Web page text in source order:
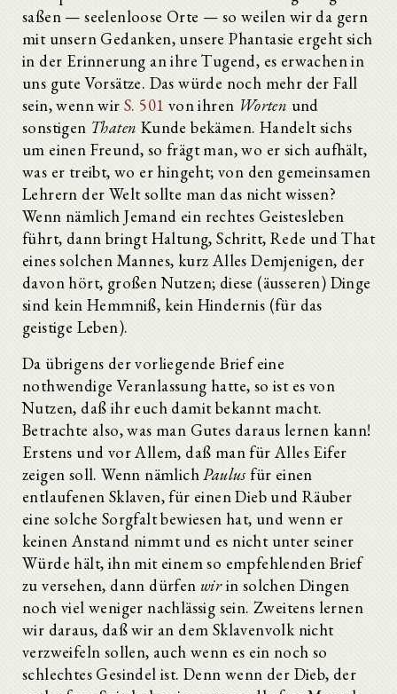
saßen — seelenloose Orte — so weilen wir da gern
mit unsern Gedanken, unsere Phantasie ergeht sich
in der Erinnerung an ihre Tugend, es erwachen in
uns gute Vorsätze. Das würde noch mehr der Fall
sein, wenn wirS. 501 von ihren Worten und
sonstigen Thaten Kunde bekämen. Handelt sichs
um einen Freund, so frägt man, wo er sich aufhält,
was er treibt, wo er hingeht; von den gemeinsamen
Lehrern der Welt sollte man das nicht wissen?
Wenn nämlich Jemand ein rechtes Geistesleben
führt, dann bringt Haltung, Schritt, Rede und That
eines solchen Mannes, kurz Alles Demjenigen, der
davon hört, großen Nutzen; diese (äusseren) Dinge
sind kein Hemmniß, kein Hindernis (für das
geistige Leben).
Da übrigens der vorliegende Brief eine
nothwendige Veranlassung hatte, so ist es von
Nutzen, daß ihr euch damit bekannt macht.
Betrachte also, was man Gutes daraus lernen kann!
Erstens und vor Allem, daß man für Alles Eifer
zeigen soll. Wenn nämlichPaulus für einen
entlaufenen Sklaven, für einen Dieb und Räuber
eine solche Sorgfalt bewiesen hat, und wenn er
keinen Anstand nimmt und es nicht unter seiner
Würde hält, ihn mit einem so empfehlenden Brief
zu versehen, dann dürfen wirin solchen Dingen
noch viel weniger nachlässig sein. Zweitens lernen
wir daraus, daß wir an dem Sklavenvolk nicht
verzweifeln sollen, auch wenn es ein noch so
schlechtes Gesindel ist. Denn wenn der Dieb, der